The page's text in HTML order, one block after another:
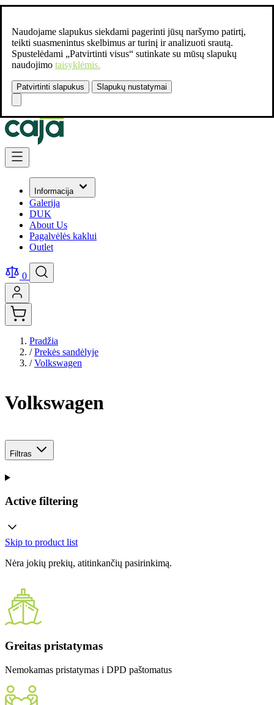
Naudojame slapukus siekdami pagerinti jūsų naršymo patirtį,
teikti suasmenintus skelbimus ar turinį ir analizuoti srautą.
Spustelėdami „Patvirtinti visus“ sutinkate su mūsų slapukų
naudojimo taisyklėmis.
Patvirtinti slapukus Slapukų nustatymai
Susisiekite:
Skip to Content
Informacija
Galerija
DUK
About Us
Pagalvėlės kaklui
Outlet
0
Pradžia
/ Prekės sandėlyje
/ Volkswagen
Volkswagen
Filtras
Active filtering
Skip to product list
Nėra jokių prekių, atitinkančių pasirinkimą.
Greitas pristatymas
Nemokamas pristatymas i DPD paštomatus